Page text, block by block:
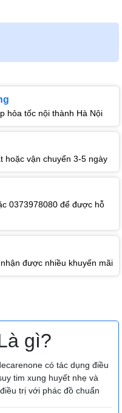
hỏa tốc nội thành Hà Nội
hoặc vận chuyển 3-5 ngày
0373978080 để được hỗ
được nhiều khuyến mãi
gì?
có tác dụng điều
tim xung huyết nhẹ và
trị với phác đồ chuẩn